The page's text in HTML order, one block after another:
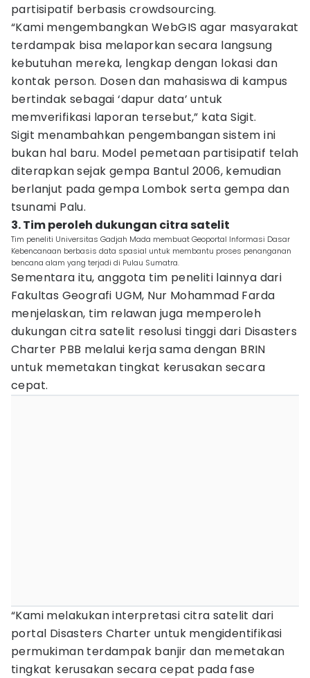
partisipatif berbasis crowdsourcing.
“Kami mengembangkan WebGIS agar masyarakat
terdampak bisa melaporkan secara langsung
kebutuhan mereka, lengkap dengan lokasi dan
kontak person. Dosen dan mahasiswa di kampus
bertindak sebagai ‘dapur data’ untuk
memverifikasi laporan tersebut,” kata Sigit.
Sigit menambahkan pengembangan sistem ini
bukan hal baru. Model pemetaan partisipatif telah
diterapkan sejak gempa Bantul 2006, kemudian
berlanjut pada gempa Lombok serta gempa dan
tsunami Palu.
3. Tim peroleh dukungan citra satelit
Tim peneliti Universitas Gadjah Mada membuat Geoportal Informasi Dasar
Kebencanaan berbasis data spasial untuk membantu proses penanganan
bencana alam yang terjadi di Pulau Sumatra.
Sementara itu, anggota tim peneliti lainnya dari
Fakultas Geografi UGM, Nur Mohammad Farda
menjelaskan, tim relawan juga memperoleh
dukungan citra satelit resolusi tinggi dari Disasters
Charter PBB melalui kerja sama dengan BRIN
untuk memetakan tingkat kerusakan secara
cepat.
“Kami melakukan interpretasi citra satelit dari
portal Disasters Charter untuk mengidentifikasi
permukiman terdampak banjir dan memetakan
tingkat kerusakan secara cepat pada fase